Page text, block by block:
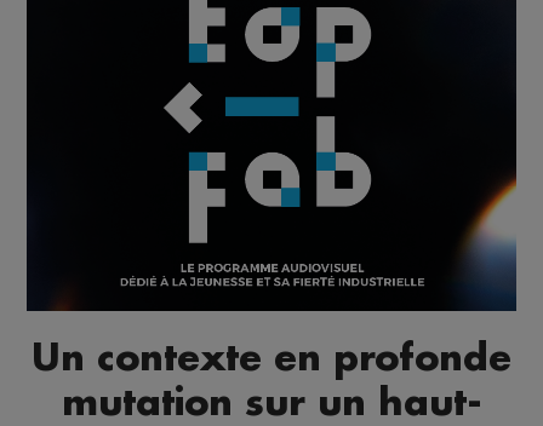
Un contexte en profonde
mutation sur un haut-